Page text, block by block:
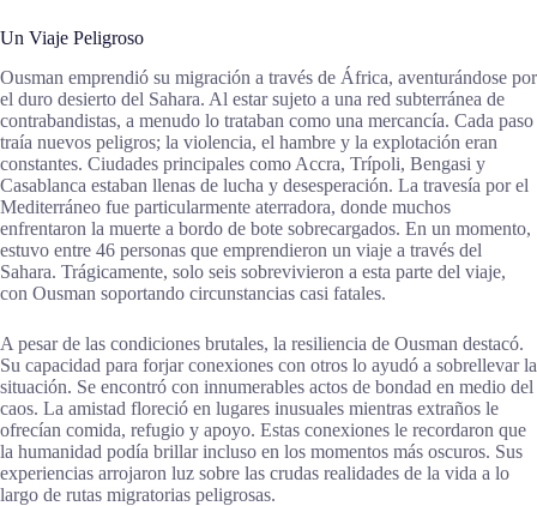
Un Viaje Peligroso
Ousman emprendió su migración a través de África, aventurándose por
el duro desierto del Sahara. Al estar sujeto a una red subterránea de
contrabandistas, a menudo lo trataban como una mercancía. Cada paso
traía nuevos peligros; la violencia, el hambre y la explotación eran
constantes. Ciudades principales como Accra, Trípoli, Bengasi y
Casablanca estaban llenas de lucha y desesperación. La travesía por el
Mediterráneo fue particularmente aterradora, donde muchos
enfrentaron la muerte a bordo de bote sobrecargados. En un momento,
estuvo entre 46 personas que emprendieron un viaje a través del
Sahara. Trágicamente, solo seis sobrevivieron a esta parte del viaje,
con Ousman soportando circunstancias casi fatales.
A pesar de las condiciones brutales, la resiliencia de Ousman destacó.
Su capacidad para forjar conexiones con otros lo ayudó a sobrellevar la
situación. Se encontró con innumerables actos de bondad en medio del
caos. La amistad floreció en lugares inusuales mientras extraños le
ofrecían comida, refugio y apoyo. Estas conexiones le recordaron que
la humanidad podía brillar incluso en los momentos más oscuros. Sus
experiencias arrojaron luz sobre las crudas realidades de la vida a lo
largo de rutas migratorias peligrosas.